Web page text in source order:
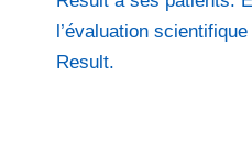
l’évaluation
Result.